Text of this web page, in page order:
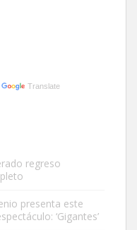
callejeros de la zona los
Translate
regreso
presenta este
‘Gigantes’